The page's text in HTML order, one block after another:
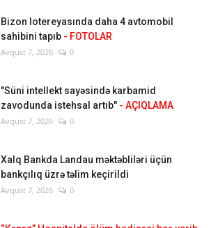
Bizon lotereyasında daha 4 avtomobil
sahibini tapıb - FOTOLAR
Avqust 7, 2026 0
"Süni intellekt sayəsində karbamid
zavodunda istehsal artıb" - AÇIQLAMA
Avqust 7, 2026 0
Xalq Bankda Landau məktəbliləri üçün
bankçılıq üzrə təlim keçirildi
Avqust 7, 2026 0